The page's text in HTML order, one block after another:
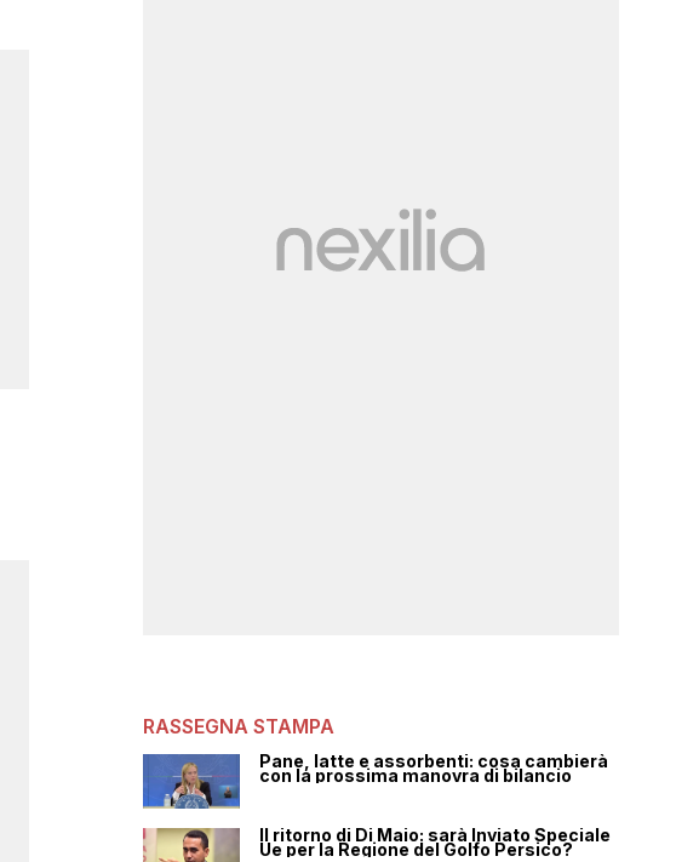
RASSEGNA STAMPA
Pane, latte e assorbenti: cosa cambierà
con la prossima manovra di bilancio
Il ritorno di Di Maio: sarà Inviato Speciale
Ue per la Regione del Golfo Persico?